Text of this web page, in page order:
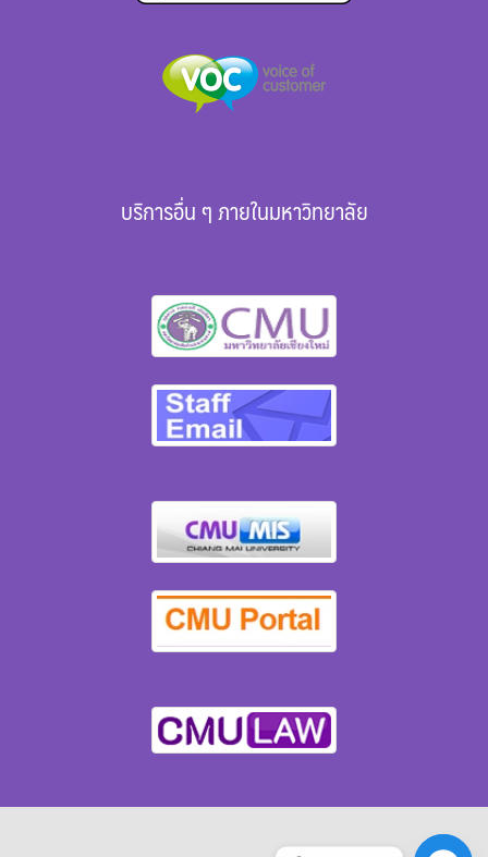
บริการอื่น ๆ ภายในมหาวิทยาลัย